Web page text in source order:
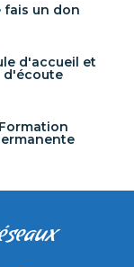
fais un don
d'accueil et
d'écoute
Formation